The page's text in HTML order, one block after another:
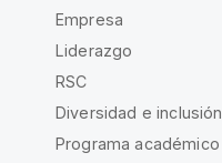
Empresa
Liderazgo
RSC
Diversidad e inclusión
Programa académico